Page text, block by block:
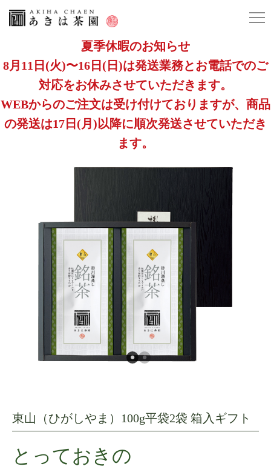
夏季休暇のお知らせ
8月11日(火)〜16日(日)は発送業務とお電話でのご
対応をお休みさせていただきます。
WEBからのご注文は受け付けておりますが、商品
の発送は17日(月)以降に順次発送させていただき
ます。
東山（ひがしやま）100g平袋2袋 箱入ギフト
とっておきの